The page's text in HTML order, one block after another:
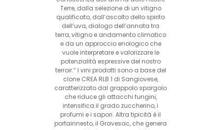
Terre, dalla selezione di un vitigno
qualificato, dall’ascolto dello spirito
dell’uva, dialogo dell’annata tra
terra, vitigno e andamento climatico
e da un approccio enologico che
vuole interpretare e valorizzare le
potenzialità espressive del nostro
terroir.” I vini prodotti sono a base del
clone CREA RLB 1 di Sangiovese,
caratterizzato dal grappolo spargolo
che riduce gli attacchi fungini,
intensifica il grado zuccherino, i
profumi e i sapori. Altra tipicità è il
portainnesto, il Gravesac, che genera